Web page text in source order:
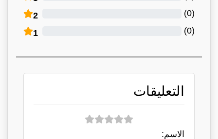
2 (
0
)
1 (
0
)
التعليقات
الاسم: